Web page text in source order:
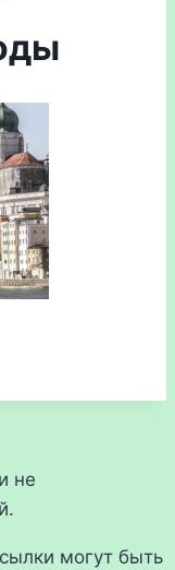
не
могут быть